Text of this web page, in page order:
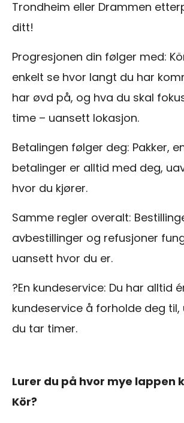
Trondheim eller Drammen
ditt!
Progresjonen din følger med:
enkelt se hvor langt du har
har øvd på, og hva du skal
time – uansett lokasjon.
Betalingen følger deg: Pakker,
betalinger er alltid med deg,
hvor du kjører.
Samme regler overalt:
avbestillinger og refusjoner
uansett hvor du er.
?En kundeservice: Du har alltid
kundeservice å forholde deg
du tar timer.
Lurer du på hvor mye lappen
Kör?